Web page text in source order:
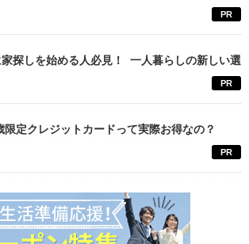
PR
家探しを始める人必見！ 一人暮らしの新しい選
PR
限定クレジットカードって実際お得なの？
PR